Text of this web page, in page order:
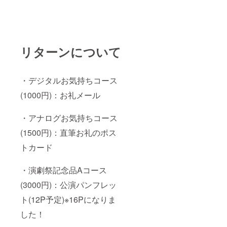
リターンについて
・デジタルお気持ちコース
(1000円)：お礼メール
・アナログお気持ちコース
(1500円)：直筆お礼のポス
トカード
・演劇祭記念品Aコース
(3000円)：公演パンフレッ
ト(12P予定)※16Pになりま
した！